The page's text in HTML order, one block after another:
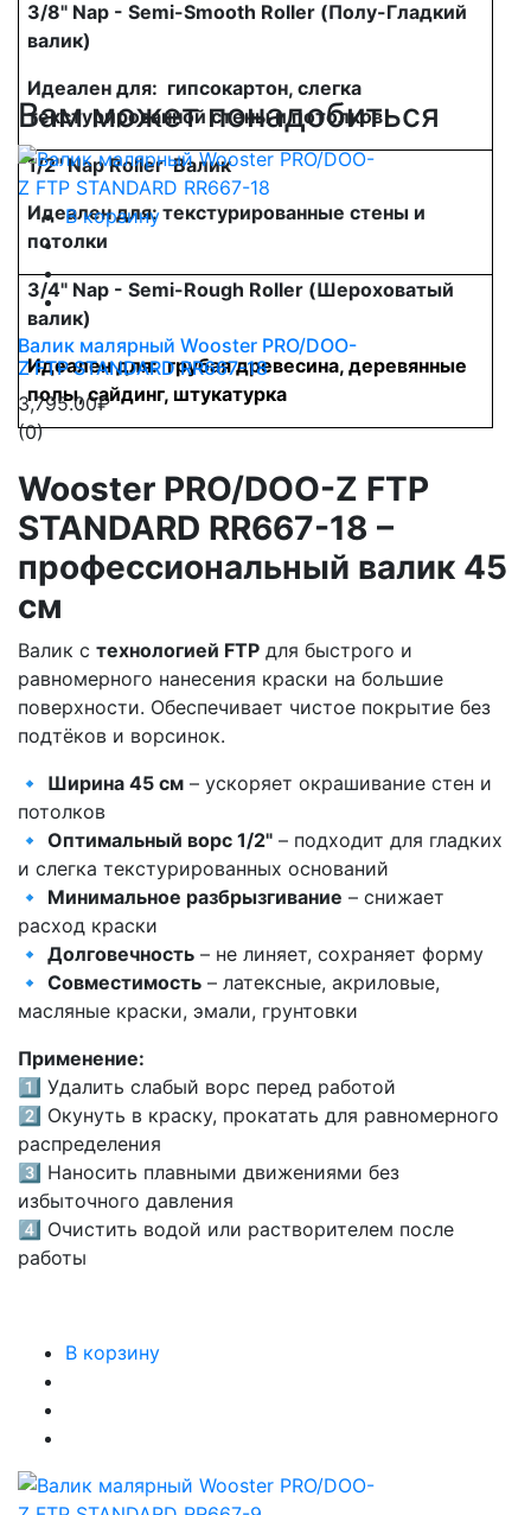
3/8" Nap - Semi-Smooth Roller (Полу-Гладкий
валик)
Идеален для: гипсокартон, слегка
текстурированной стены и потолков
1/2" Nap Roller Валик
Идеален для: текстурированные стены и
потолки
3/4" Nap - Semi-Rough Roller (Шероховатый
валик)
Идеален для: грубая древесина, деревянные
полы, сайдинг, штукатурка
Вам может понадобиться
В корзину
Валик малярный Wooster PRO/DOO-
Z FTP STANDARD RR667-18
3,795.00₽
(0)
Wooster PRO/DOO-Z FTP
STANDARD RR667-18 –
профессиональный валик 45
см
Валик с технологией FTP для быстрого и
равномерного нанесения краски на большие
поверхности. Обеспечивает чистое покрытие без
подтёков и ворсинок.
🔹 Ширина 45 см – ускоряет окрашивание стен и
потолков
🔹 Оптимальный ворс 1/2" – подходит для гладких
и слегка текстурированных оснований
🔹 Минимальное разбрызгивание – снижает
расход краски
🔹 Долговечность – не линяет, сохраняет форму
🔹 Совместимость – латексные, акриловые,
масляные краски, эмали, грунтовки
Применение:
1️⃣ Удалить слабый ворс перед работой
2️⃣ Окунуть в краску, прокатать для равномерного
распределения
3️⃣ Наносить плавными движениями без
избыточного давления
4️⃣ Очистить водой или растворителем после
работы
В корзину